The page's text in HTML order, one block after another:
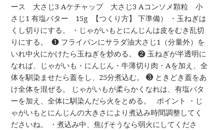
ース 大さじ3 Aケチャップ 大さじ3 Aコンソメ顆粒 小
さじ1 有塩バター 15g ⁡ ⁡【つくり方】 下準備） ・玉ねぎは
くし切りにする。 ・じゃがいもとにんじんは皮をむき乱切
りにする。 ⁡ ❶ フライパンにサラダ油大さじ1（分量外）を
いれ中火にかけたら玉ねぎを炒める。 ❷ 玉ねぎが半透明に
なれば、じゃがいも・にんじん・牛薄切り肉・Aを加え、全
体を馴染ませたら蓋をし、25分煮込む。 ❸ ときどき蓋をあ
け全体を混ぜる。 じゃがいもが柔らかくなれは、有塩バタ
ーを加え、全体に馴染んだら火をとめる。 ⁡ ⁡ ポイント ・じ
ゃがいもとにんじんの大きさにより煮込み時間調整してく
ださいね。 ・煮込み中、焦げそうなら弱火にしてくださ